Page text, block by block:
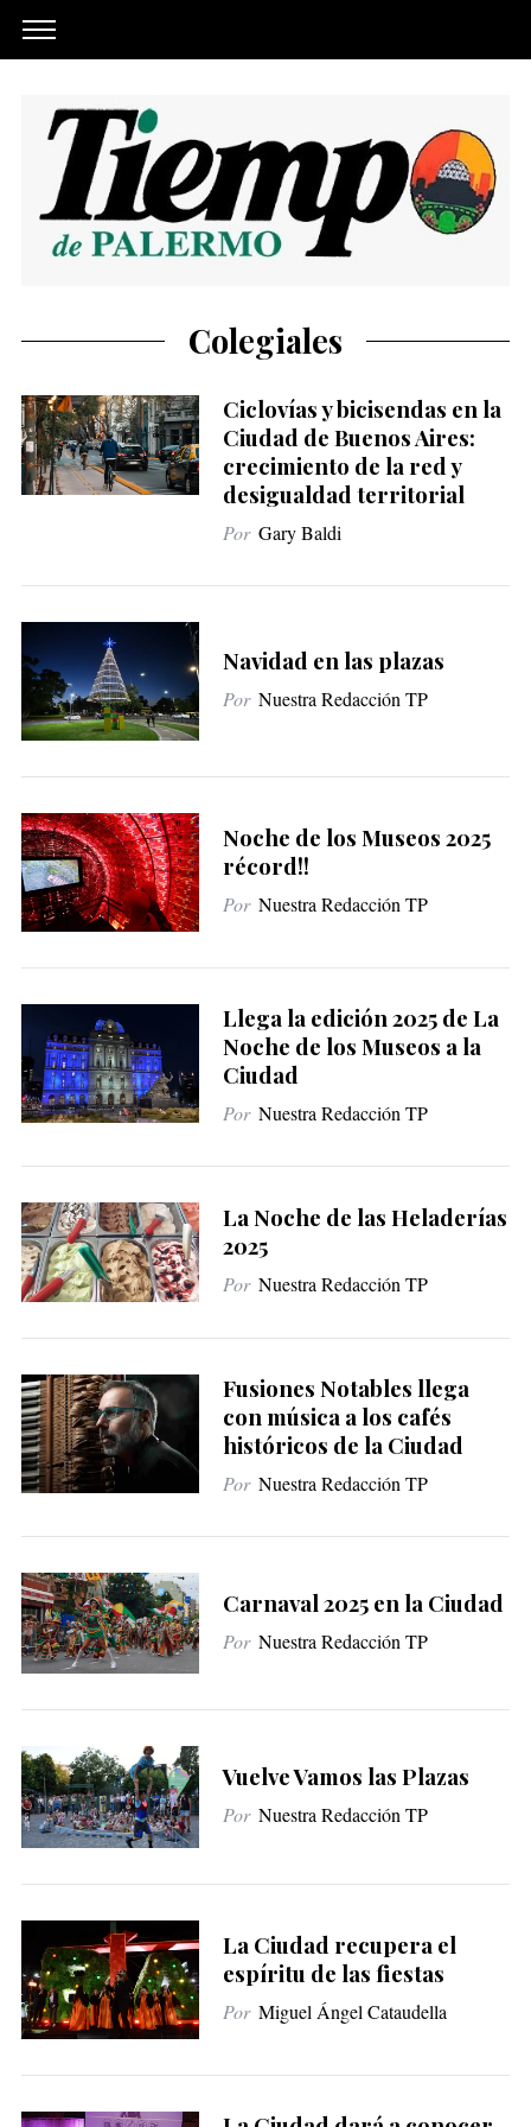
Colegiales
Ciclovías y bicisendas en la
Ciudad de Buenos Aires:
crecimiento de la red y
desigualdad territorial
Por Gary Baldi
Navidad en las plazas
Por Nuestra Redacción TP
Noche de los Museos 2025
récord!!
Por Nuestra Redacción TP
Llega la edición 2025 de La
Noche de los Museos a la
Ciudad
Por Nuestra Redacción TP
La Noche de las Heladerías
2025
Por Nuestra Redacción TP
Fusiones Notables llega
con música a los cafés
históricos de la Ciudad
Por Nuestra Redacción TP
Carnaval 2025 en la Ciudad
Por Nuestra Redacción TP
Vuelve Vamos las Plazas
Por Nuestra Redacción TP
La Ciudad recupera el
espíritu de las fiestas
Por Miguel Ángel Cataudella